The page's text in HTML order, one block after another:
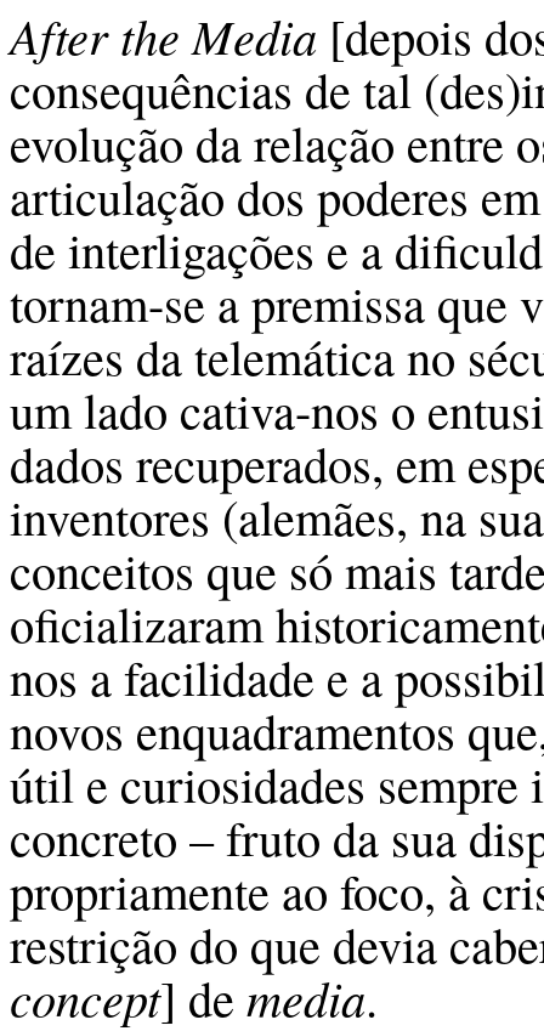
After the Media [depois
consequências de tal
evolução da relação entre
articulação dos poderes
de interligações e a
tornam-se a premissa que
raízes da telemática no
um lado cativa-nos o
dados recuperados, em
inventores (alemães, na
conceitos que só mais
oficializaram
nos a facilidade e a
novos enquadramentos
útil e curiosidades sempre
concreto – fruto da sua
propriamente ao foco, à
restrição do que devia
concept] de media.